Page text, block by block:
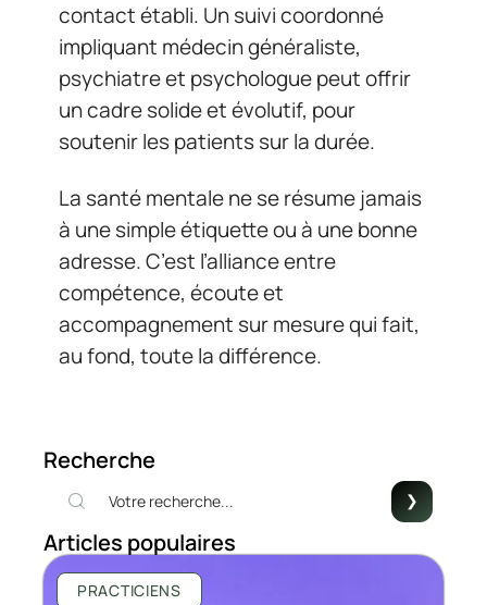
contact établi. Un suivi coordonné
impliquant médecin généraliste,
psychiatre et psychologue peut offrir
un cadre solide et évolutif, pour
soutenir les patients sur la durée.
La santé mentale ne se résume jamais
à une simple étiquette ou à une bonne
adresse. C’est l’alliance entre
compétence, écoute et
accompagnement sur mesure qui fait,
au fond, toute la différence.
Recherche
Articles populaires
PRACTICIENS